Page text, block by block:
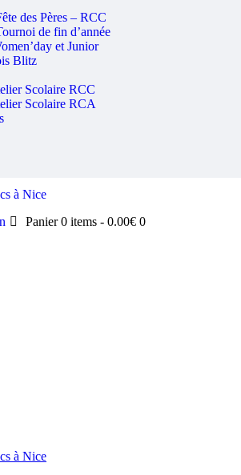
des Pères – RCC
de fin d’année
et Junior
Blitz
Scolaire RCC
Scolaire RCA
Panier 0 items- 0.00€ 0